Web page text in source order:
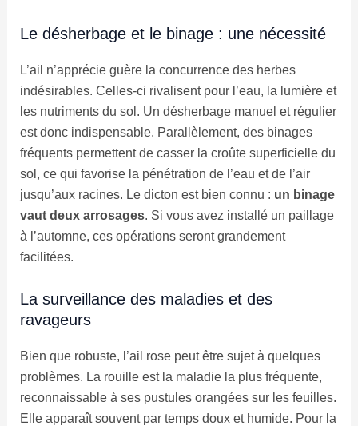
Le désherbage et le binage : une nécessité
L’ail n’apprécie guère la concurrence des herbes
indésirables. Celles-ci rivalisent pour l’eau, la lumière et
les nutriments du sol. Un désherbage manuel et régulier
est donc indispensable. Parallèlement, des binages
fréquents permettent de casser la croûte superficielle du
sol, ce qui favorise la pénétration de l’eau et de l’air
jusqu’aux racines. Le dicton est bien connu : un binage
vaut deux arrosages. Si vous avez installé un paillage
à l’automne, ces opérations seront grandement
facilitées.
La surveillance des maladies et des
ravageurs
Bien que robuste, l’ail rose peut être sujet à quelques
problèmes. La rouille est la maladie la plus fréquente,
reconnaissable à ses pustules orangées sur les feuilles.
Elle apparaît souvent par temps doux et humide. Pour la